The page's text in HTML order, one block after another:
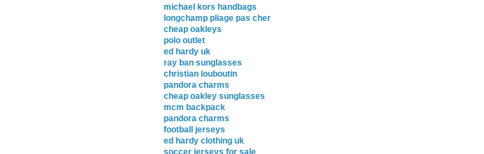
michael kors handbags
longchamp pliage pas cher
cheap oakleys
polo outlet
ed hardy uk
ray ban sunglasses
christian louboutin
pandora charms
cheap oakley sunglasses
mcm backpack
pandora charms
football jerseys
ed hardy clothing uk
soccer jerseys for sale